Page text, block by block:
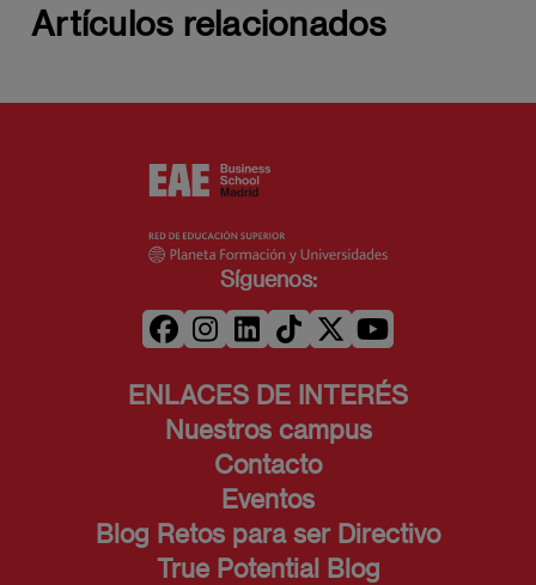
Artículos relacionados
Síguenos:
ENLACES DE INTERÉS
Nuestros campus
Contacto
Eventos
Blog Retos para ser Directivo
True Potential Blog